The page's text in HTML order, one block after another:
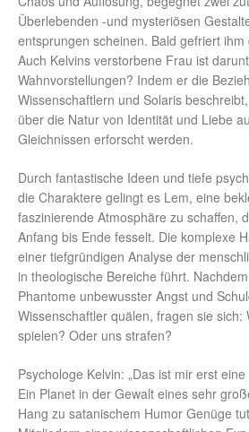
Überlebenden -und mysteriösen
entsprungen scheinen. Bald gefriert
Auch Kelvins verstorbene Frau ist
Wahnvorstellungen? Indem er die
Wissenschaftlern und Solaris
über die Natur von Identität und Liebe
Gleichnissen erforscht werden.
Durch fantastische Ideen und tiefe
die Charaktere gelingt es Lem, eine
faszinierende Atmosphäre zu schaffen,
Anfang bis Ende fesselt. Die komplexe
einer tiefgründigen Analyse der
in theologische Bereiche führt.
Phantome unbewusster Angst und
Wissenschaftler quälen, fragen sie sich:
spielen? Oder uns strafen?
Psychologe Kelvin: „Das ist mir erst
Ein Planet in der Gewalt eines sehr
Hang zu satanischem Humor Genüge